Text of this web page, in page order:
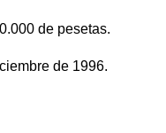
de pesetas.
de 1996.